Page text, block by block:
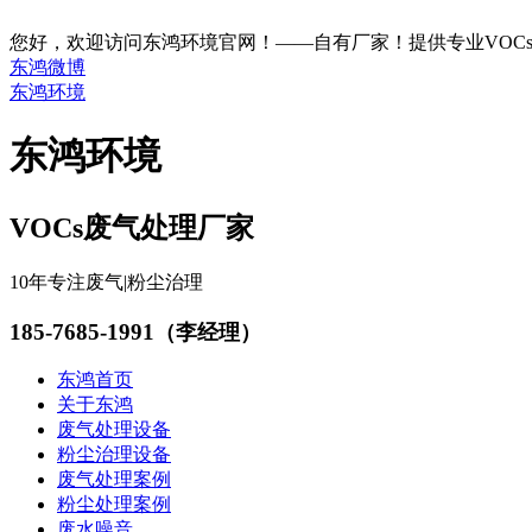
您好，欢迎访问东鸿环境官网！——自有厂家！提供专业VOCs
东鸿微博
东鸿环境
东鸿环境
VOCs废气处理厂家
10年专注废气|粉尘治理
185-7685-1991 （李经理）
东鸿首页
关于东鸿
废气处理设备
粉尘治理设备
废气处理案例
粉尘处理案例